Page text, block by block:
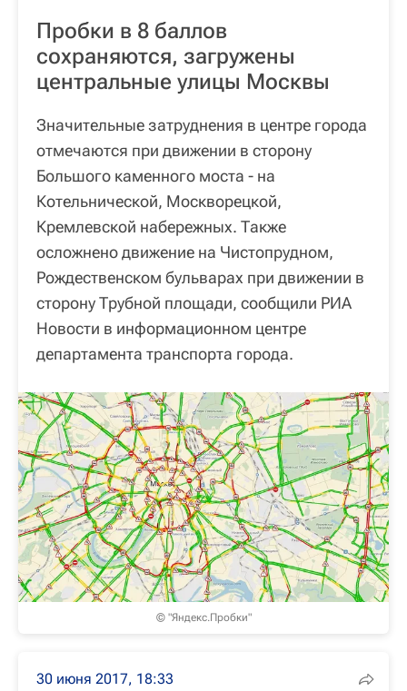
Пробки в 8 баллов
сохраняются, загружены
центральные улицы Москвы
Значительные затруднения в центре города
отмечаются при движении в сторону
Большого каменного моста - на
Котельнической, Москворецкой,
Кремлевской набережных. Также
осложнено движение на Чистопрудном,
Рождественском бульварах при движении в
сторону Трубной площади, сообщили РИА
Новости в информационном центре
департамента транспорта города.
© "Яндекс.Пробки"
30 июня 2017, 18:33